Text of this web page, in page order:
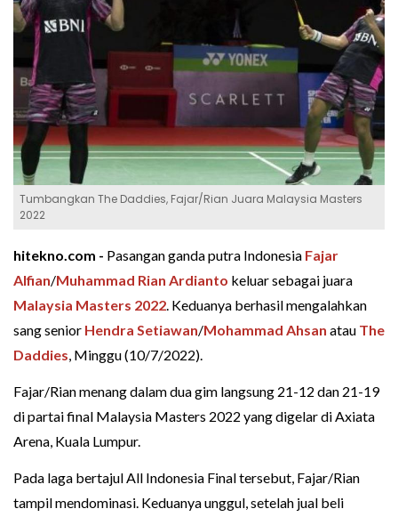
Tumbangkan The Daddies, Fajar/Rian Juara Malaysia Masters
2022
hitekno.com - Pasangan ganda putra Indonesia Fajar
Alfian/Muhammad Rian Ardianto keluar sebagai juara
Malaysia Masters 2022. Keduanya berhasil mengalahkan
sang senior Hendra Setiawan/Mohammad Ahsan atau The
Daddies, Minggu (10/7/2022).
Fajar/Rian menang dalam dua gim langsung 21-12 dan 21-19
di partai final Malaysia Masters 2022 yang digelar di Axiata
Arena, Kuala Lumpur.
Pada laga bertajul All Indonesia Final tersebut, Fajar/Rian
tampil mendominasi. Keduanya unggul, setelah jual beli